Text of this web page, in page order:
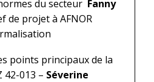
du secteur Fanny
de projet à AFNOR
points principaux de la
42-013 – Séverine